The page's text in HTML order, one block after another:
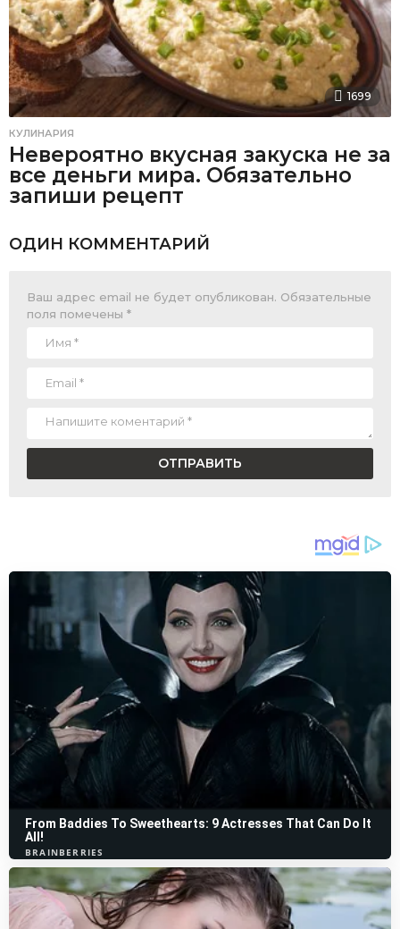
1699
КУЛИНАРИЯ
Невероятно вкусная закуска не за
все деньги мира. Обязательно
запиши рецепт
ОДИН КОММЕНТАРИЙ
Ваш адрес email не будет опубликован. Обязательные
поля помечены *